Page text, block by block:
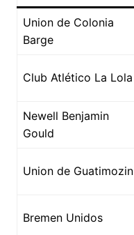
Union de Colonia
Barge
Club Atlético La Lola
Newell Benjamin
Gould
Union de Guatimozin
Bremen Unidos